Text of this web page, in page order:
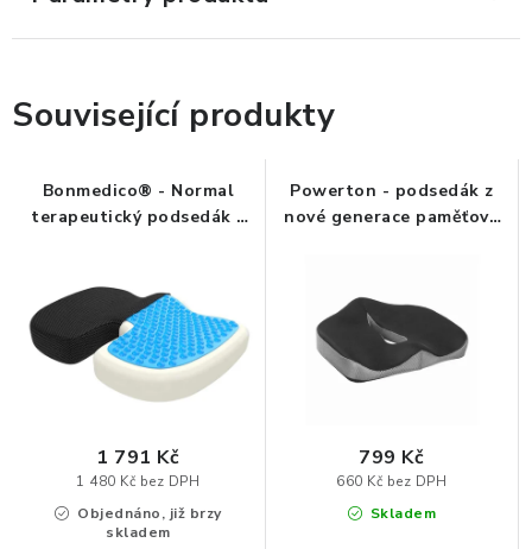
DRŽÁKY A ZÁVĚSY PC
STOJANY POD NOTEBOOK
STOJANY NA DOKUMENTY
LED STOLNÍ LAMPY
ZÁSUVKOVÉ BOXY
Související produkty
Bonmedico® - Normal
terapeutický podsedák z
Objednáno, již brzy
skladem
1 480 Kč bez DPH
1 791 Kč
Powerton - podsedák z
nové generace paměťové
Skladem
660 Kč bez DPH
799 Kč